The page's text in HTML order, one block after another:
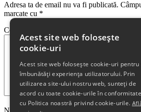
Adresa ta de email nu va fi publicată.
marcate cu *
Comentariu
Acest site web folosește
cookie-uri
Acest site web folosește cookie-uri pentru
îmbunătăți experiența utilizatorului. Prin
utilizarea site-ului nostru web, sunteți de
acord cu toate cookie-urile în conformitate
cu Politica noastră privind cookie-urile.